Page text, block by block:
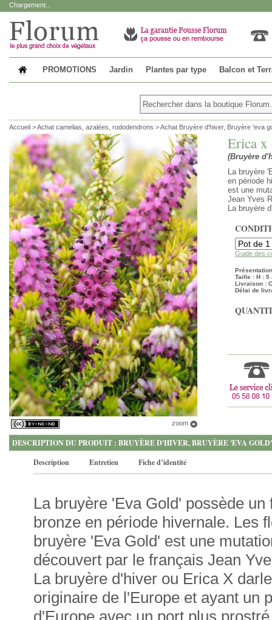
Chargement...
PROMOTIONS Jardin Plantes par type Balcon et
Accueil >Achat camelias, azalées, rododendrons >Achat Bruyère d'hiver, Bruyère 'eva
zoom
Erica x
(Bruyère
La bruyère
en période
est une
Jean Yves
La bruyère
Guide des
Taille : H : 5
Livraison :
Délai de
DESCRIPTION DU PRODUIT : BRUYÈRE D'HIVER, BRUYÈRE 'EVA
Description
Entretien Fiche d’identité
La bruyère 'Eva Gold' possède
bronze en période hivernale. Les
bruyère 'Eva Gold' est une
découvert par le français Jean
La bruyère d'hiver ou Erica X
originaire de l'Europe et ayant un